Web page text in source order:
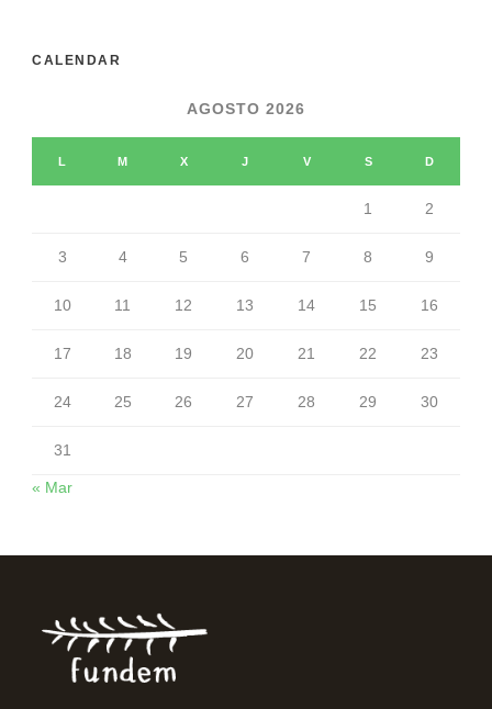
CALENDAR
AGOSTO 2026
L M X J V S D
1 2
3 4 5 6 7 8 9
10 11 12 13 14 15 16
17 18 19 20 21 22 23
24 25 26 27 28 29 30
31
« Mar